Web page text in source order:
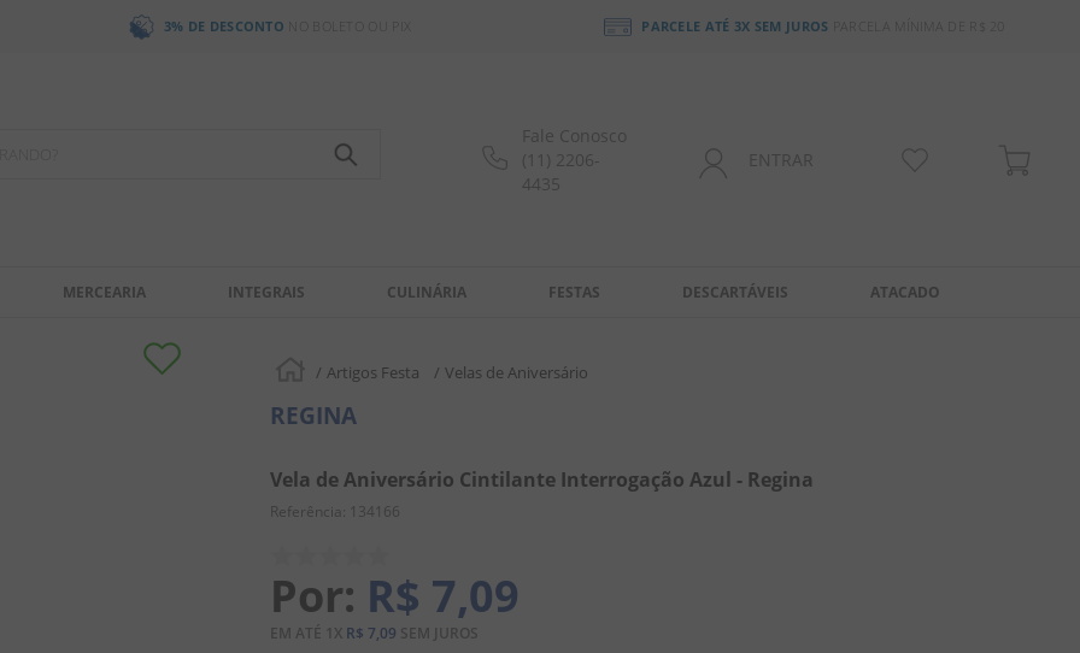
3% DE DESCONTO PARCELE ATÉ 3X SEM JUROS PARCELA MÍNIMA DE R$ 20
Fale Conosco
(11) 2206-
4435
ENTRAR
MERCEARIA INTEGRAIS CULINÁRIA FESTAS DESCARTÁVEIS ATACADO
Artigos Festa Velas de Aniversário
REGINA
Vela de Aniversário Cintilante Interrogação Azul - Regina
Referência : 134166
R$ 7,09
EM ATÉ 1 X R$ 7,09 SEM JUROS